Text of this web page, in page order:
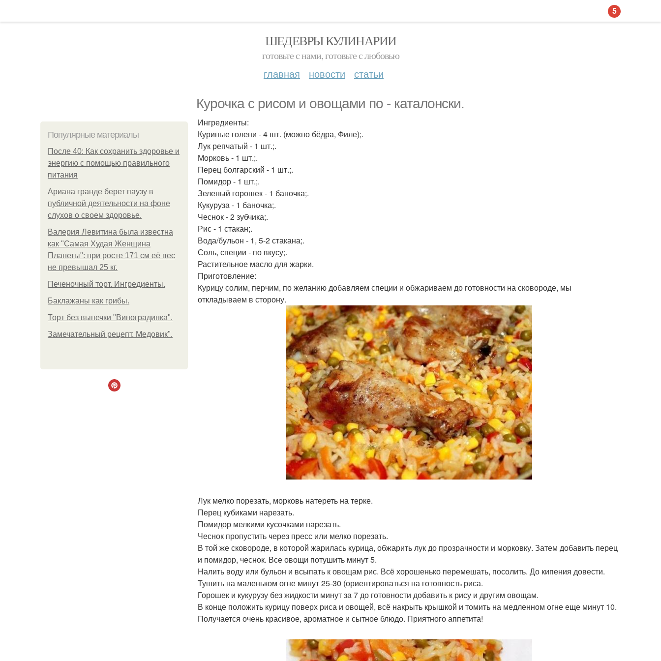
ШЕДЕВРЫ КУЛИНАРИИ
готовьте с нами, готовьте с любовью
главная новости статьи
Курочка с рисом и овощами по - каталонски.
Популярные материалы
После 40: Как сохранить здоровье и
энергию с помощью правильного
питания
Ариана гранде берет паузу в
публичной деятельности на фоне
слухов о своем здоровье.
Валерия Левитина была известна
как "Самая Худая Женщина
Планеты": при росте 171 см её вес
не превышал 25 кг.
Печеночный торт. Ингредиенты.
Баклажаны как грибы.
Торт без выпечки "Виноградинка".
Замечательный рецепт. Медовик".
Ингредиенты:
Куриные голени - 4 шт. (можно бёдра, Филе);.
Лук репчатый - 1 шт.;.
Морковь - 1 шт.;.
Перец болгарский - 1 шт.;.
Помидор - 1 шт.;.
Зеленый горошек - 1 баночка;.
Кукуруза - 1 баночка;.
Чеснок - 2 зубчика;.
Рис - 1 стакан;.
Вода/бульон - 1, 5-2 стакана;.
Соль, специи - по вкусу;.
Растительное масло для жарки.
Приготовление:
Курицу солим, перчим, по желанию добавляем специи и обжариваем до готовности на сковороде, мы
откладываем в сторону.
Лук мелко порезать, морковь натереть на терке.
Перец кубиками нарезать.
Помидор мелкими кусочками нарезать.
Чеснок пропустить через пресс или мелко порезать.
В той же сковороде, в которой жарилась курица, обжарить лук до прозрачности и морковку. Затем добавить перец
и помидор, чеснок. Все овощи потушить минут 5.
Налить воду или бульон и всыпать к овощам рис. Всё хорошенько перемешать, посолить. До кипения довести.
Тушить на маленьком огне минут 25-30 (ориентироваться на готовность риса.
Горошек и кукурузу без жидкости минут за 7 до готовности добавить к рису и другим овощам.
В конце положить курицу поверх риса и овощей, всё накрыть крышкой и томить на медленном огне еще минут 10.
Получается очень красивое, ароматное и сытное блюдо. Приятного аппетита!
5